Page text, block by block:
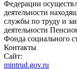
Федерации
деятельности
службы по труду и
деятельности
Фонда социального
Контакты
Сайт:
mintrud.gov.ru